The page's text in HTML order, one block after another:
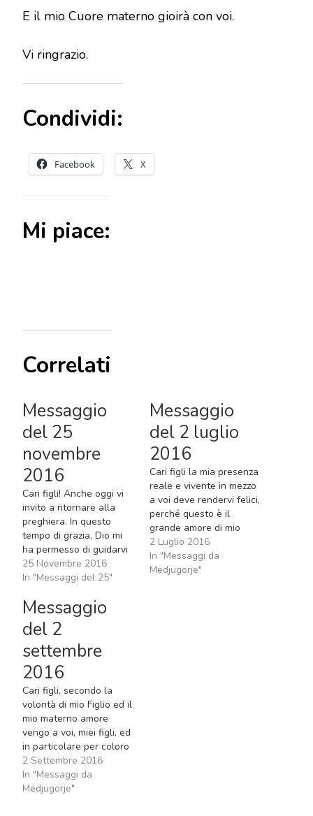
E il mio Cuore materno gioirà con voi.
Vi ringrazio.
Condividi:
Facebook X
Mi piace:
Correlati
Messaggio
del 25
novembre
2016
Cari figli! Anche oggi vi
invito a ritornare alla
preghiera. In questo
tempo di grazia, Dio mi
ha permesso di guidarvi
verso la santità e verso
una vita semplice,
cose possiate scoprire
Dio Creatore, innamorarvi
di Lui e affinché la vostra
vita sia un
ringraziamento
all’Altissimo per…
25 Novembre 2016
In "Messaggi del 25"
Messaggio
del 2 luglio
2016
Cari figli la mia presenza
reale e vivente in mezzo
a voi deve rendervi felici,
perché questo è il
grande amore di mio
Figlio. Egli mi manda in
mezzo a voi affinché, con
materno amore, io vi dia
2 Luglio 2016
In "Messaggi da
Medjugorje"
Messaggio
del 2
settembre
2016
Cari figli, secondo la
volontà di mio Figlio ed il
mio materno amore
vengo a voi, miei figli, ed
in particolare per coloro
che ancora non hanno
conosciuto l’amore di mio
Figlio. Vengo a voi che
2 Settembre 2016
In "Messaggi da
Medjugorje"